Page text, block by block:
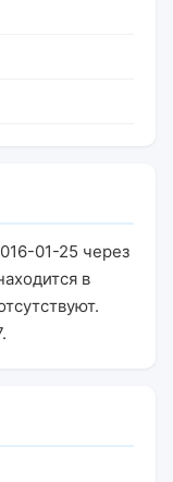
01-25 через
в